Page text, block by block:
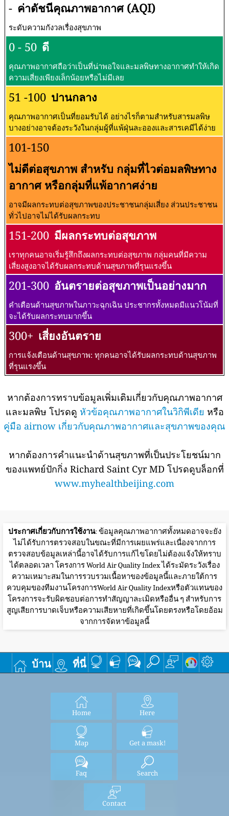
- ค่าดัชนีคุณภาพอากาศ (AQI)
ระดับความกังวลเรื่องสุขภาพ
0 - 50 ดี
คุณภาพอากาศถือว่าเป็นที่น่าพอใจและมลพิษทางอากาศทำให้เกิด
ความเสี่ยงเพียงเล็กน้อยหรือไม่มีเลย
51 -100 ปานกลาง
คุณภาพอากาศเป็นที่ยอมรับได้ อย่างไรก็ตามสำหรับสารมลพิษ
บางอย่างอาจต้องระวังในกลุ่มผู้ที่แพ้ฝุ่นละอองและสารเคมีได้ง่าย
101-150
ไม่ดีต่อสุขภาพ สำหรับ กลุ่มที่ไวต่อมลพิษทาง
อากาศ หรือกลุ่มที่แพ้อากาศง่าย
อาจมีผลกระทบต่อสุขภาพของประชาชนกลุ่มเสี่ยง ส่วนประชาชน
ทั่วไปอาจไม่ได้รับผลกระทบ
151-200 มีผลกระทบต่อสุขภาพ
เราทุกคนอาจเริ่มรู้สึกถึงผลกระทบต่อสุขภาพ กลุ่มคนที่มีความ
เสี่ยงสูงอาจได้รับผลกระทบด้านสุขภาพที่รุนแรงขึ้น
201-300 อันตรายต่อสุขภาพเป็นอย่างมาก
คำเตือนด้านสุขภาพในภาวะฉุกเฉิน ประชากรทั้งหมดมีแนวโน้มที่
จะได้รับผลกระทบมากขึ้น
300+ เสี่ยงอันตราย
การแจ้งเตือนด้านสุขภาพ: ทุกคนอาจได้รับผลกระทบด้านสุขภาพ
ที่รุนแรงขึ้น
หากต้องการทราบข้อมูลเพิ่มเติมเกี่ยวกับคุณภาพอากาศ
และมลพิษ โปรดดู หัวข้อคุณภาพอากาศในวิกิพีเดีย หรือ
คู่มือ airnow เกี่ยวกับคุณภาพอากาศและสุขภาพของคุณ
หากต้องการคำแนะนำด้านสุขภาพที่เป็นประโยชน์มาก
ของแพทย์ปักกิ่ง Richard Saint Cyr MD โปรดดูบล็อกที่
www.myhealthbeijing.com
ประกาศเกี่ยวกับการใช้งาน: ข้อมูลคุณภาพอากาศทั้งหมดอาจจะยัง
ไม่ได้รับการตรวจสอบในขณะที่มีการเผยแพร่และเนื่องจากการ
ตรวจสอบข้อมูลเหล่านี้อาจได้รับการแก้ไขโดยไม่ต้องแจ้งให้ทราบ
ได้ตลอดเวลา โครงการ World Air Quality Index ได้ระมัดระวังเรื่อง
ความเหมาะสมในการรวบรวมเนื้อหาของข้อมูลนี้และภายใต้การ
ควบคุมของทีมงานโครงการWorld Air Quality Indexหรือตัวแทนของ
โครงการจะรับผิดชอบต่อการทำสัญญาละเมิดหรืออื่น ๆ สำหรับการ
สูญเสียการบาดเจ็บหรือความเสียหายที่เกิดขึ้นโดยตรงหรือโดยอ้อม
จากการจัดหาข้อมูลนี้
บ้าน ที่นี่
Home Here
Map Get a mask!
Faq Search
Contact